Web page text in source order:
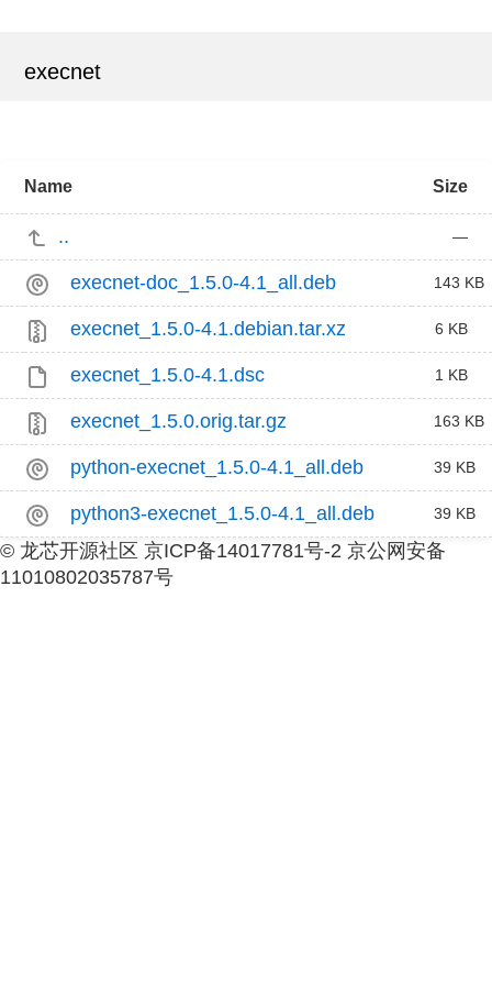
execnet
Name Size
.. —
execnet-doc_1.5.0-4.1_all.deb 143 KB
execnet_1.5.0-4.1.debian.tar.xz 6 KB
execnet_1.5.0-4.1.dsc 1 KB
execnet_1.5.0.orig.tar.gz 163 KB
python-execnet_1.5.0-4.1_all.deb 39 KB
python3-execnet_1.5.0-4.1_all.deb 39 KB
© 龙芯开源社区 京ICP备14017781号-2 京公网安备
11010802035787号